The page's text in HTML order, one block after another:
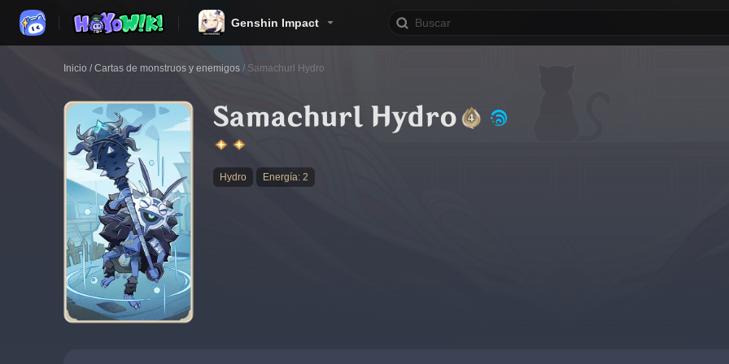
Genshin Impact
Inicio / Cartas de monstruos y enemigos / Samachurl Hydro
Samachurl Hydro
Hydro Energía: 2